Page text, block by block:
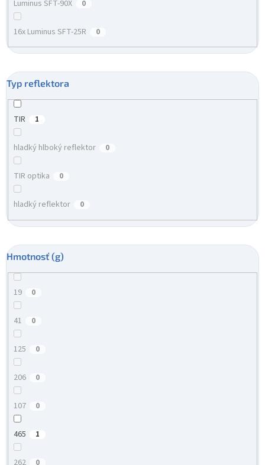
Luminus SFT-90X 0
16x Luminus SFT-25R 0
Typ reflektora
TIR 1
hladký hlboký reflektor 0
TIR optika 0
hladký reflektor 0
Hmotnosť (g)
19 0
41 0
125 0
206 0
107 0
465 1
262 0